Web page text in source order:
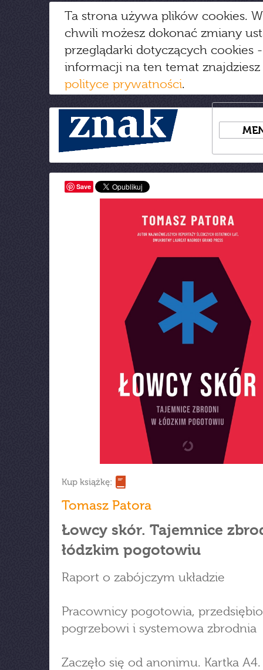
Ta strona używa plików cookies.
chwili możesz dokonać zmiany
przeglądarki dotyczących cookies
informacji na ten temat
polityce prywatności.
Save
Kup książkę:
Tomasz Patora
Łowcy skór. Tajemnice
łódzkim pogotowiu
Raport o zabójczym układzie
Pracownicy pogotowia,
pogrzebowi i systemowa zbrodnia
Zaczęło się od anonimu. Kartka A4.